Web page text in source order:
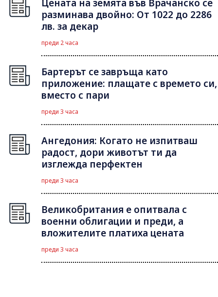
Цената на земята във Врачанско се
разминава двойно: От 1022 до 2286
лв. за декар
преди 2 часа
Бартерът се завръща като
приложение: плащате с времето си,
вместо с пари
преди 3 часа
Ангедония: Когато не изпитваш
радост, дори животът ти да
изглежда перфектен
преди 3 часа
Великобритания е опитвала с
военни облигации и преди, а
вложителите платиха цената
преди 3 часа